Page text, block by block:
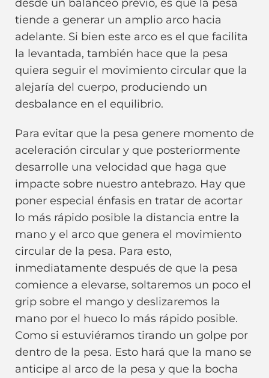
desde un balanceo previo, es que la pesa
tiende a generar un amplio arco hacia
adelante. Si bien este arco es el que facilita
la levantada, también hace que la pesa
quiera seguir el movimiento circular que la
alejaría del cuerpo, produciendo un
desbalance en el equilibrio.
Para evitar que la pesa genere momento de
aceleración circular y que posteriormente
desarrolle una velocidad que haga que
impacte sobre nuestro antebrazo. Hay que
poner especial énfasis en tratar de acortar
lo más rápido posible la distancia entre la
mano y el arco que genera el movimiento
circular de la pesa. Para esto,
inmediatamente después de que la pesa
comience a elevarse, soltaremos un poco el
grip sobre el mango y deslizaremos la
mano por el hueco lo más rápido posible.
Como si estuviéramos tirando un golpe por
dentro de la pesa. Esto hará que la mano se
anticipe al arco de la pesa y que la bocha